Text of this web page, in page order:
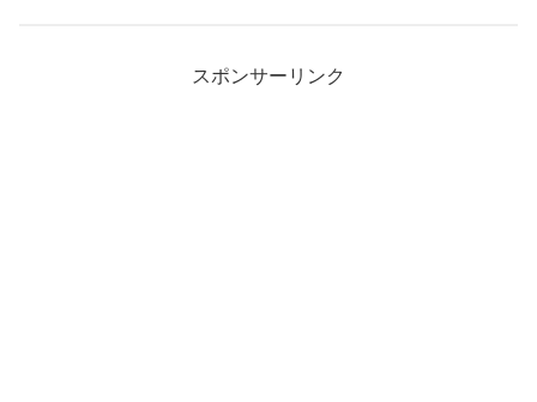
スポンサーリンク